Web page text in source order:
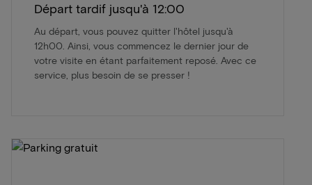
Départ tardif jusqu'à 12:00
Au départ, vous pouvez quitter l'hôtel jusqu'à
12h00. Ainsi, vous commencez le dernier jour de
votre visite en étant parfaitement reposé. Avec ce
service, plus besoin de se presser !